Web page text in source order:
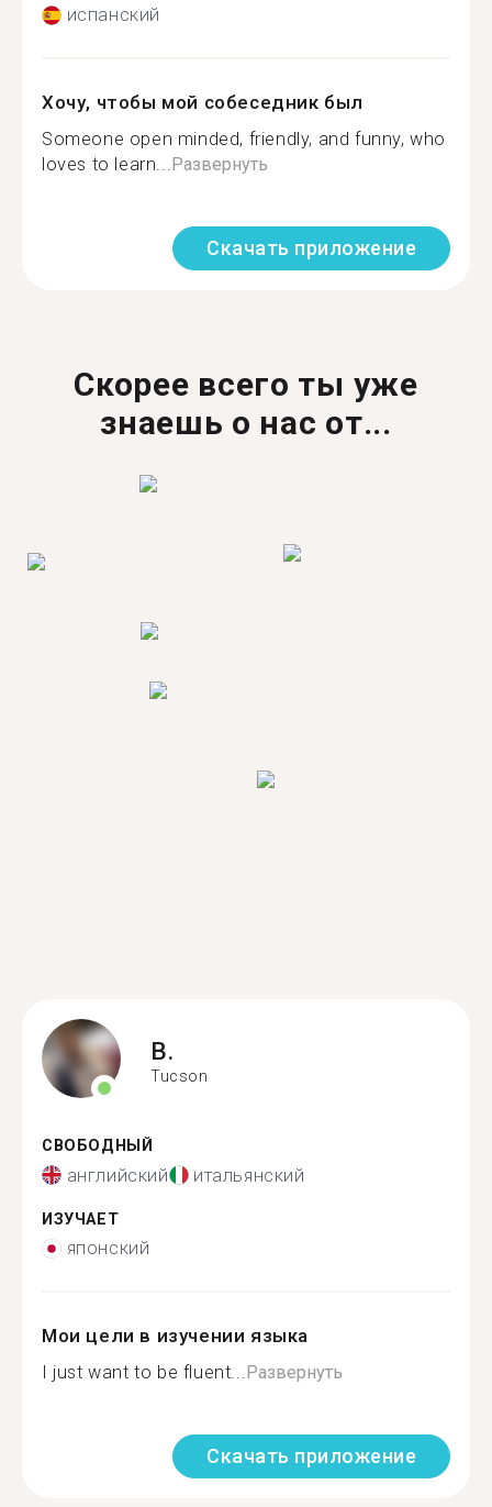
испанский
Хочу, чтобы мой собеседник был
Someone open minded, friendly, and funny, who
loves to learn...Развернуть
Скачать приложение
Скорее всего ты уже
знаешь о нас от...
B.
Tucson
СВОБОДНЫЙ
английский итальянский
ИЗУЧАЕТ
японский
Мои цели в изучении языка
I just want to be fluent...Развернуть
Скачать приложение